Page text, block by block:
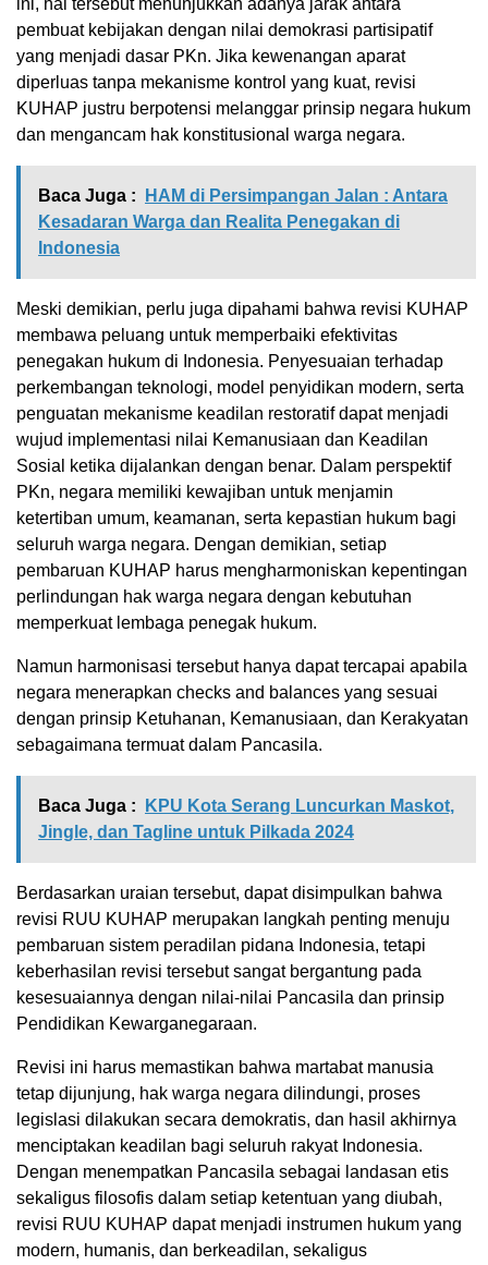
pembuat kebijakan dengan nilai demokrasi partisipatif
yang menjadi dasar PKn. Jika kewenangan aparat
diperluas tanpa mekanisme kontrol yang kuat, revisi
KUHAP justru berpotensi melanggar prinsip negara hukum
dan mengancam hak konstitusional warga negara.
Baca Juga :
HAM di Persimpangan Jalan : Antara
Kesadaran Warga dan Realita Penegakan di
Indonesia
Meski demikian, perlu juga dipahami bahwa revisi KUHAP
membawa peluang untuk memperbaiki efektivitas
penegakan hukum di Indonesia. Penyesuaian terhadap
perkembangan teknologi, model penyidikan modern, serta
penguatan mekanisme keadilan restoratif dapat menjadi
wujud implementasi nilai Kemanusiaan dan Keadilan
Sosial ketika dijalankan dengan benar. Dalam perspektif
PKn, negara memiliki kewajiban untuk menjamin
ketertiban umum, keamanan, serta kepastian hukum bagi
seluruh warga negara. Dengan demikian, setiap
pembaruan KUHAP harus mengharmoniskan kepentingan
perlindungan hak warga negara dengan kebutuhan
memperkuat lembaga penegak hukum.
Namun harmonisasi tersebut hanya dapat tercapai apabila
negara menerapkan checks and balances yang sesuai
dengan prinsip Ketuhanan, Kemanusiaan, dan Kerakyatan
sebagaimana termuat dalam Pancasila.
Baca Juga :
KPU Kota Serang Luncurkan Maskot,
Jingle, dan Tagline untuk Pilkada 2024
Berdasarkan uraian tersebut, dapat disimpulkan bahwa
revisi RUU KUHAP merupakan langkah penting menuju
pembaruan sistem peradilan pidana Indonesia, tetapi
keberhasilan revisi tersebut sangat bergantung pada
kesesuaiannya dengan nilai-nilai Pancasila dan prinsip
Pendidikan Kewarganegaraan.
Revisi ini harus memastikan bahwa martabat manusia
tetap dijunjung, hak warga negara dilindungi, proses
legislasi dilakukan secara demokratis, dan hasil akhirnya
menciptakan keadilan bagi seluruh rakyat Indonesia.
Dengan menempatkan Pancasila sebagai landasan etis
sekaligus filosofis dalam setiap ketentuan yang diubah,
revisi RUU KUHAP dapat menjadi instrumen hukum yang
modern, humanis, dan berkeadilan, sekaligus